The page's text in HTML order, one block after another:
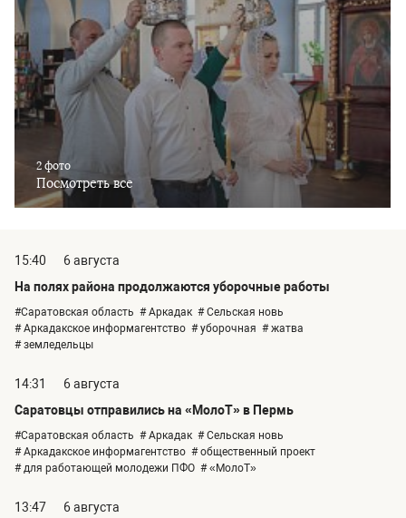
2 фото
Посмотреть все
15:40
6 августа
На полях района продолжаются уборочные работы
#Саратовская область # Аркадак # Сельская новь
# Аркадакское информагентство # уборочная # жатва
# земледельцы
14:31
6 августа
Саратовцы отправились на «МолоТ» в Пермь
#Саратовская область # Аркадак # Сельская новь
# Аркадакское информагентство # общественный проект
# для работающей молодежи ПФО # «МолоТ»
13:47
6 августа